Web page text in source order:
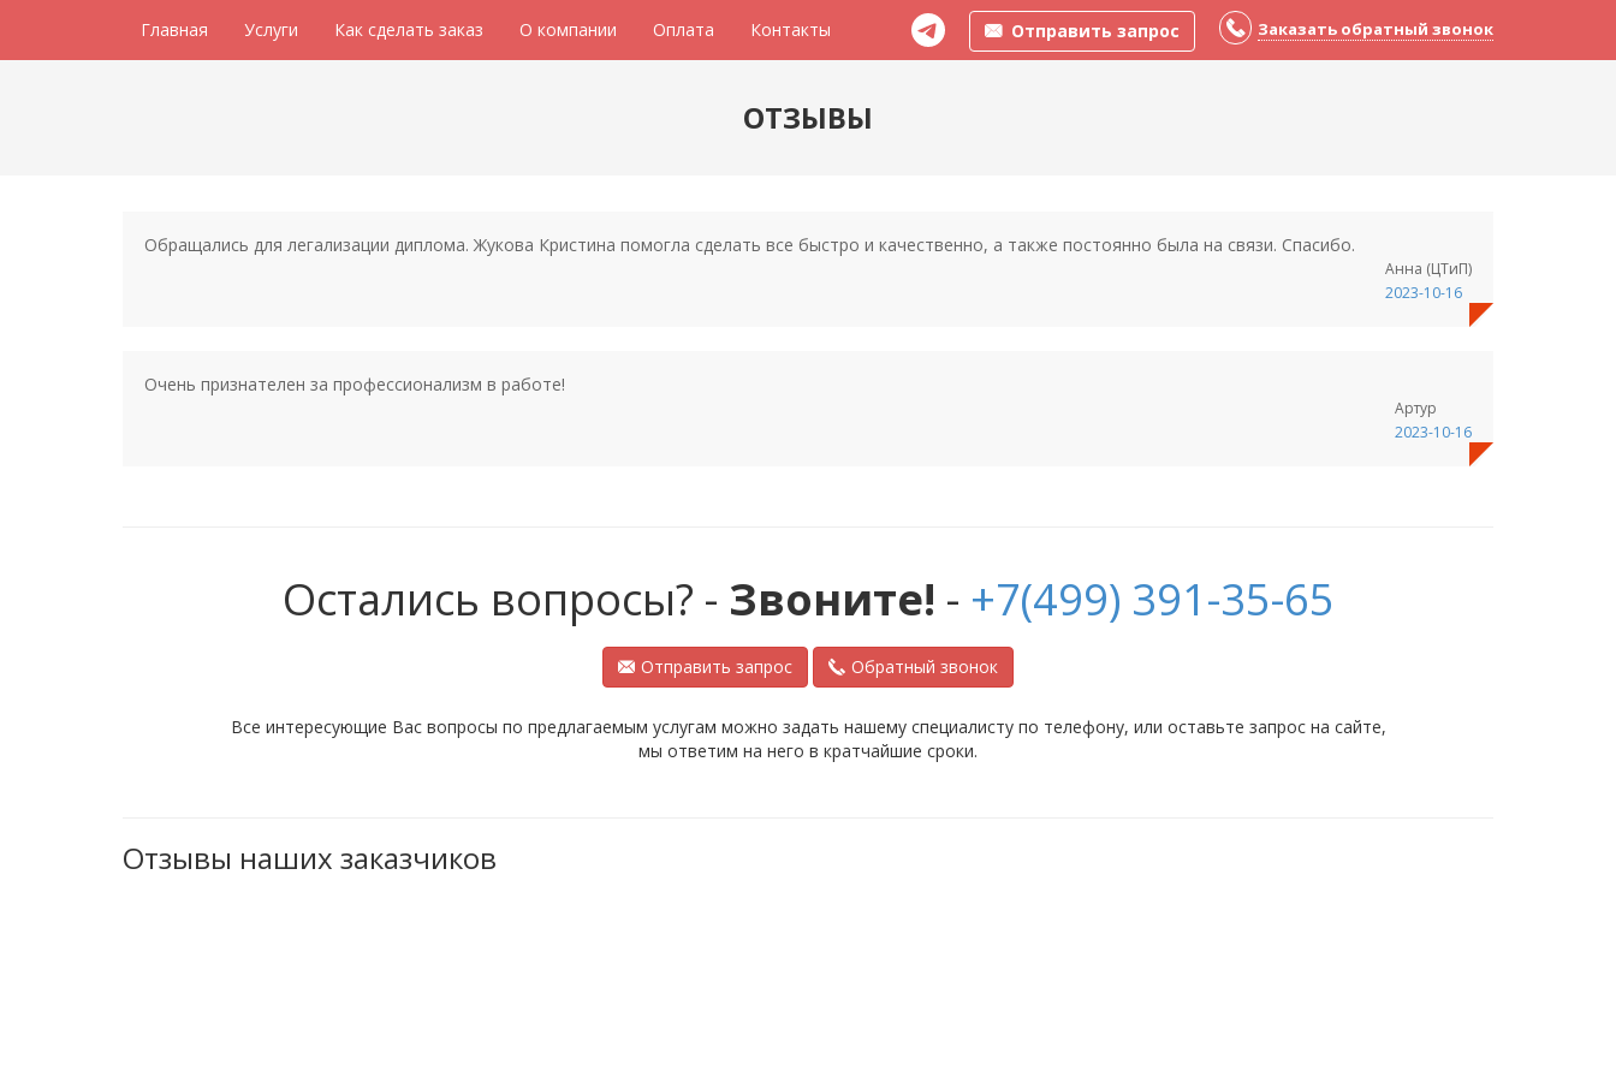
Отправить запрос Заказать обратный звонок
Главная Услуги Как сделать заказ О компании Оплата Контакты
ОТЗЫВЫ
Обращались для легализации диплома. Жукова Кристина помогла сделать все быстро и качественно, а также постоянно была на связи. Спасибо.
Анна (ЦТиП)
2023-10-16
Очень признателен за профессионализм в работе!
Артур
2023-10-16
Остались вопросы? - Звоните! - +7(499) 391-35-65
Отправить запрос Обратный звонок
Все интересующие Вас вопросы по предлагаемым услугам можно задать нашему специалисту по телефону, или оставьте запрос на сайте,
мы ответим на него в кратчайшие сроки.
Отзывы наших заказчиков